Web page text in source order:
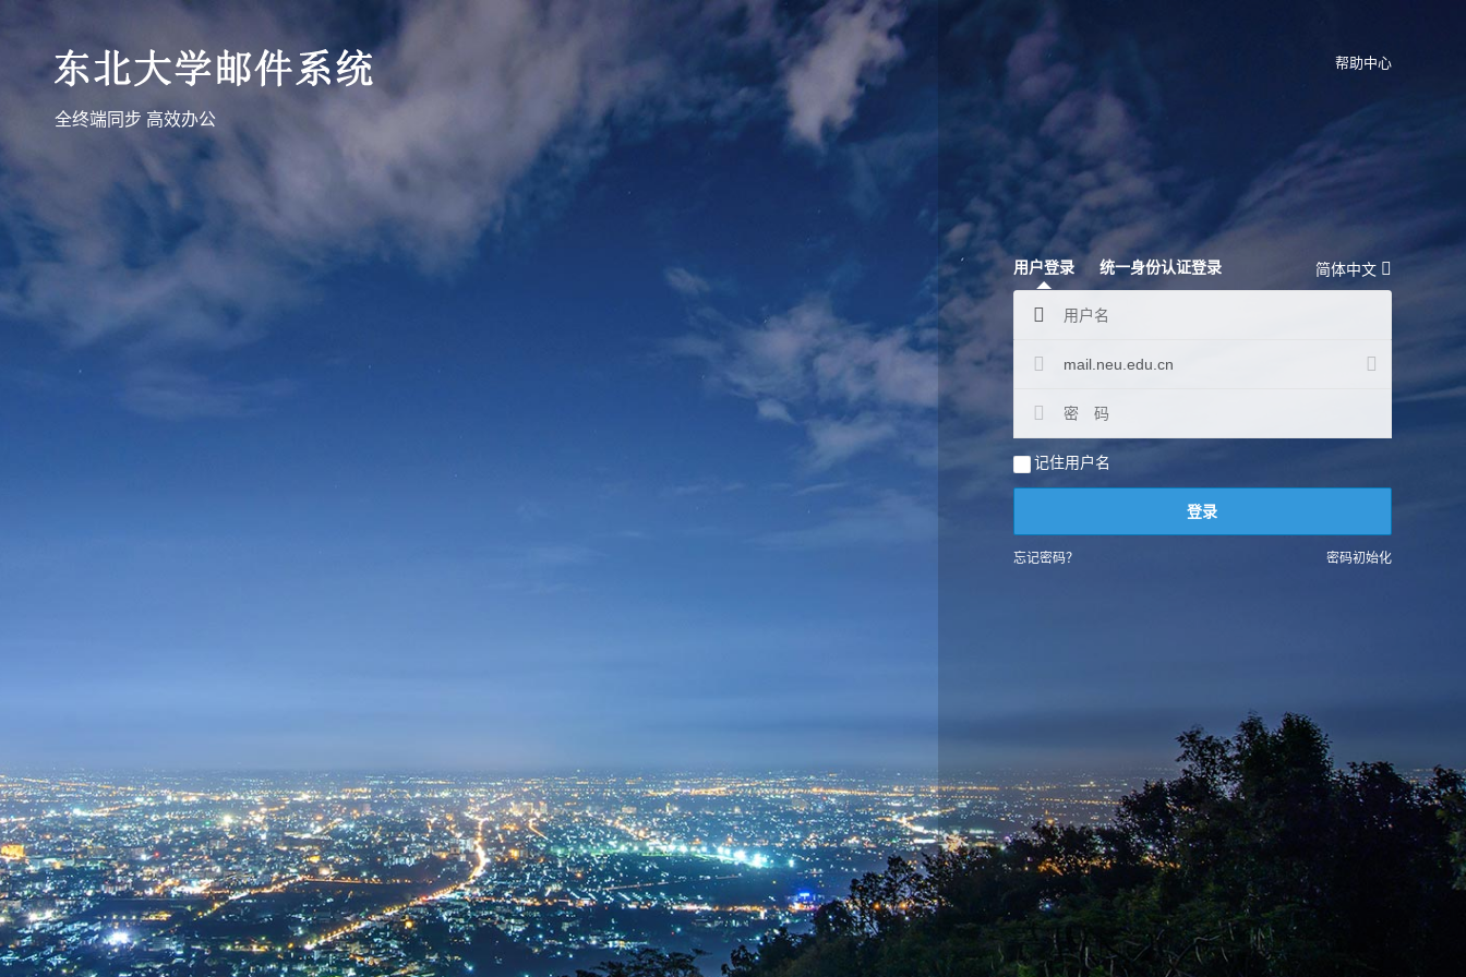
全终端同步 高效办公
帮助中心
简体中文
用户登录 统一身份认证登录
mail.neu.edu.cn
记住用户名
登录
忘记密码？ 密码初始化